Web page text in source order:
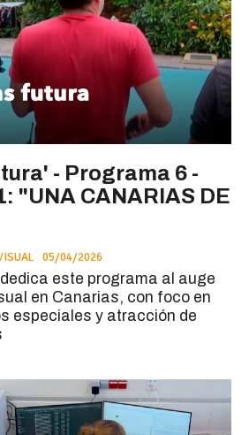
- Programa 6 -
"UNA CANARIAS DE
05/04/2026
este programa al auge
en Canarias, con foco en
especiales y atracción de